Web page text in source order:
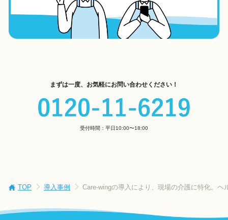
まずは一度、お気軽にお問い合わせください！
受付時間：平日10:00〜18:00
TOP 導入事例 Care-wingの導入により、現場の介護に特化。ヘ